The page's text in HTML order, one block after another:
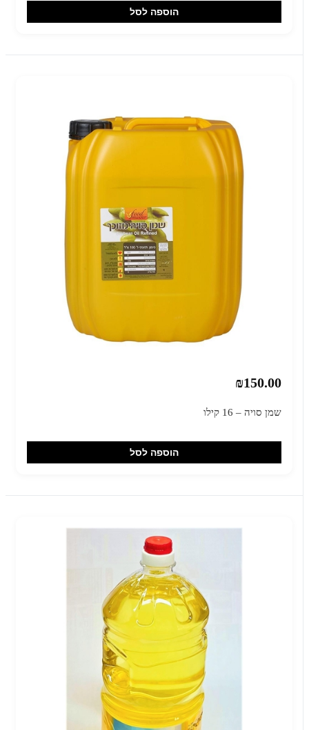
הוספה לסל
₪150.00
שמן סויה – 16 קילו
הוספה לסל